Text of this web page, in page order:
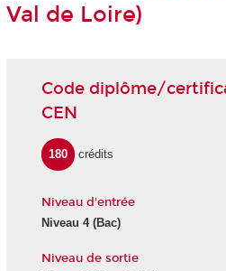
Val de Loire)
Code diplôme/
CEN
180 crédits
Niveau d'entrée
Niveau 4 (Bac)
Niveau de sortie